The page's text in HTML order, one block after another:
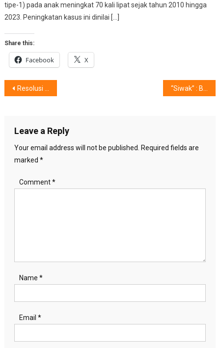
tipe-1) pada anak meningkat 70 kali lipat sejak tahun 2010 hingga
2023. Peningkatan kasus ini dinilai […]
Share this:
Facebook X
Post
Resolusi Rumah ‘Mungil’ 2020
Leave a Reply
Your email address will not be published.
Required fields are
marked *
Comment*
Name *
Email *